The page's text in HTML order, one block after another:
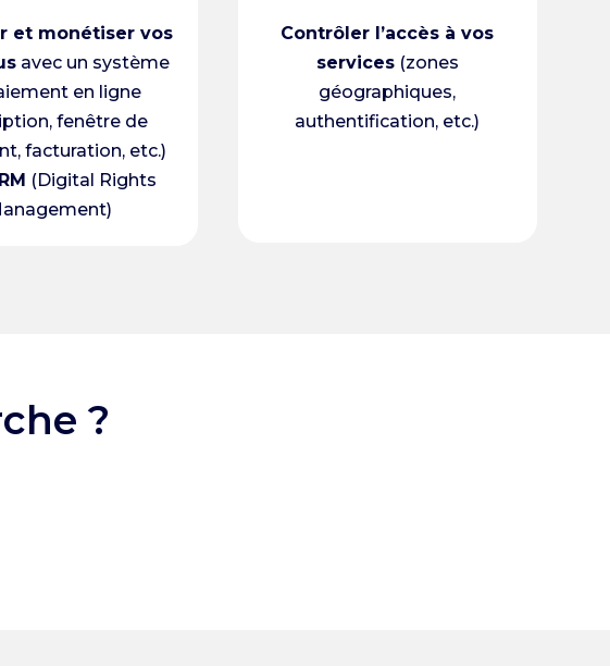
et monétiser vos
avec un système
en ligne
fenêtre de
facturation, etc.)
(Digital Rights
Contrôler l’accès à vos
services(zones
géographiques,
authentification, etc.)
?